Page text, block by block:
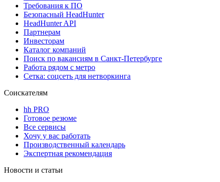
Требования к ПО
Безопасный HeadHunter
HeadHunter API
Партнерам
Инвесторам
Каталог компаний
Поиск по вакансиям в Санкт-Петербурге
Работа рядом с метро
Сетка: соцсеть для нетворкинга
Соискателям
hh PRO
Готовое резюме
Все сервисы
Хочу у вас работать
Производственный календарь
Экспертная рекомендация
Новости и статьи